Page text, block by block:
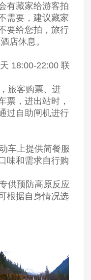
有藏家给游客拍
需要，建议藏家
要给您拍，旅行
店休息。
18:00-22:00 联
旅客购票、进
票，进出站时，
过自助闸机进行
车上提供简餐服
味和需求自行购
供预防高原反应
根据自身情况选